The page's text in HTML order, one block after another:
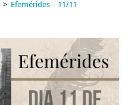
> Efemérides – 11/11